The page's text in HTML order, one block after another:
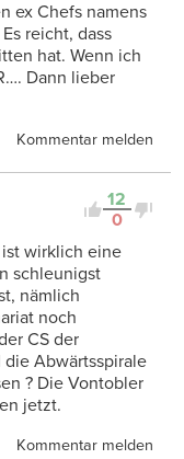
ex Chefs namens
reicht, dass
hat. Wenn ich
Dann lieber
Kommentar melden
12
0
wirklich eine
schleunigst
nämlich
noch
CS der
Abwärtsspirale
? Die Vontobler
jetzt.
Kommentar melden